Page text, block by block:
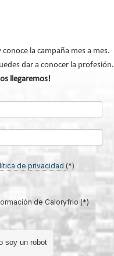
de
la campaña mes a mes.
dar a conocer la profesión.
llegaremos!
de privacidad (*)
de Caloryfrio (*)
soy un robot